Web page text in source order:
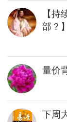
【持
部？】
量价
下周